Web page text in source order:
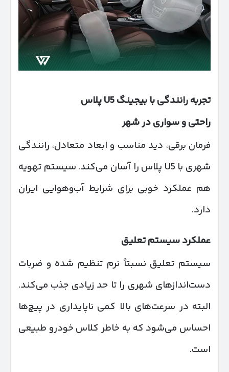
تجربه رانندگی با بیجینگ
پلاس
راحتی و سواری در شهر
فرمان برقی، دید مناسب و ابعاد متعادل، رانندگی
شهری با U5 پلاس را آسان می‌کند. سیستم تهویه
هم عملکرد خوبی برای شرایط آب‌وهوایی ایران
دارد.
عملکرد سیستم تعلیق
سیستم تعلیق نسبتاً نرم تنظیم شده و ضربات
دست‌اندازهای شهری را تا حد زیادی جذب می‌کند.
البته در سرعت‌های بالا کمی ناپایداری در پیچ‌ها
احساس می‌شود که به خاطر کلاس خودرو طبیعی
است.